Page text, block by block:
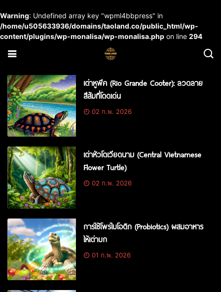
Warning: Undefined array key "wpml4bbpress" in
/home/u505633936/domains/taoland.co/public_html/wp-
content/plugins/wp-monalisa/wp-monalisa.php on line 294
เต่าหูพีค (Rio Grande Cooter): ลวดลาย
สีส้มที่โดดเด่น
02 ก.พ. 2026
เต่าหัวโตเวียดนาม (Central Vietnamese
Flower Turtle)
02 ก.พ. 2026
การใช้โพรไบโอติก (Probiotics) ผสมอาหาร
ให้เต่าบก
01 ก.พ. 2026